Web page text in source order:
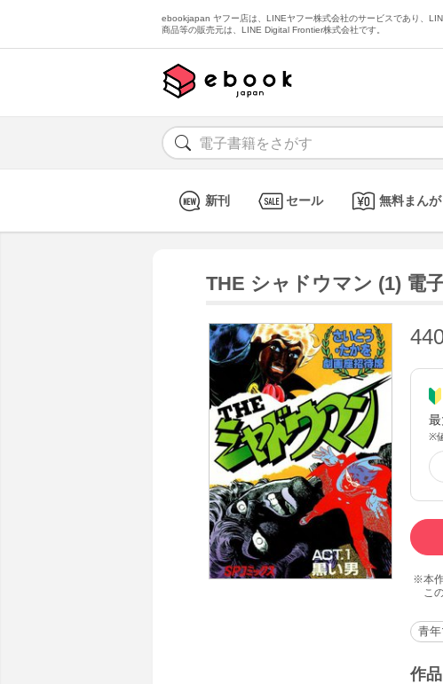
ebookjapan ヤフー店は、LINEヤフー株式会社のサービスであり、
商品等の販売元は、LINE Digital Frontier株式会社です。
新刊 セール 無料まんが
THE シャドウマン (1) 電
※
本
こ
青
作